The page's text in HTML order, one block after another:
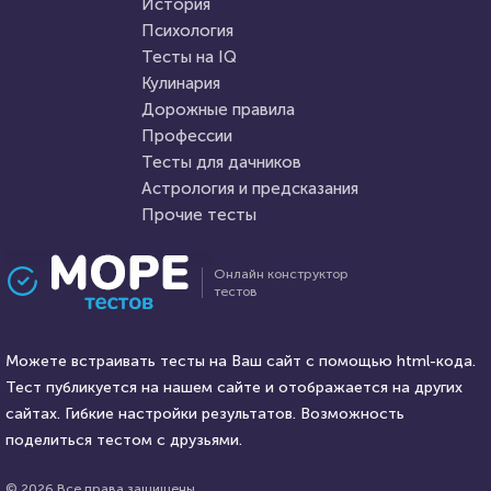
Пройти тест
18 февраля 2021 160824
Психология
оно будет?"
Awdienko HTML - код
26 января 2022
Проходили 2223 раза
Тест: Проверь свою
энергетику!
Онлайн конструктор
тестов
Можете встраивать тесты на Ваш сайт с помощью html-кода.
Тест публикуется на нашем сайте и отображается на других
сайтах. Гибкие настройки результатов. Возможность
поделиться тестом с друзьями.
История
Психология
Тесты на IQ
Кулинария
Дорожные правила
Профессии
Тесты для дачников
Астрология и предсказания
Прочие тесты